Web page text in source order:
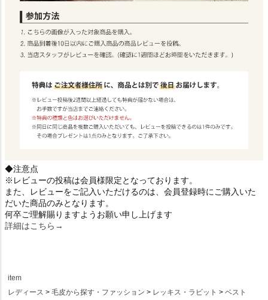
◆注意点
※レビューの投稿は会員様限定となっております。
また、レビューをご記入いただけるのは、会員登録時にご購入いた
だいた商品のみとなります。
何卒ご理解賜りますようお願い申し上げます
詳細はこちら→
item
レディース
毛皮から探す・ファッション レッキス・ラビット
ベスト